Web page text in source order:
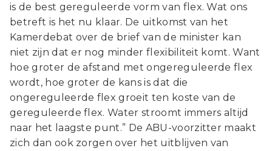
is de best gereguleerde vorm van flex. Wat ons
betreft is het nu klaar. De uitkomst van het
Kamerdebat over de brief van de minister kan
niet zijn dat er nog minder flexibiliteit komt. Want
hoe groter de afstand met ongereguleerde flex
wordt, hoe groter de kans is dat die
ongereguleerde flex groeit ten koste van de
gereguleerde flex. Water stroomt immers altijd
naar het laagste punt.” De ABU-voorzitter maakt
zich dan ook zorgen over het uitblijven van